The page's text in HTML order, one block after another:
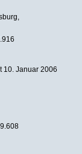
10. Januar 2006
9.608